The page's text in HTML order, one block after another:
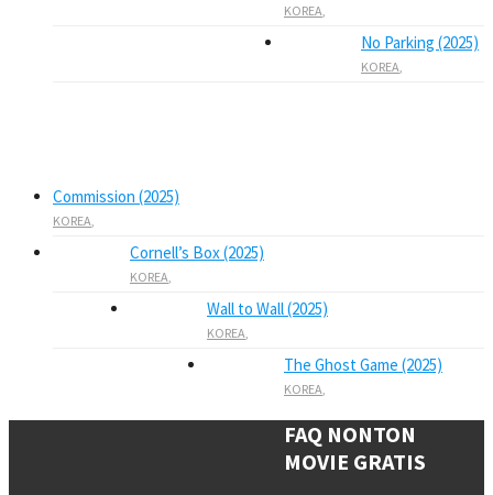
KOREA
No Parking (2025)
KOREA
Commission (2025)
KOREA
Cornell’s Box (2025)
KOREA
Wall to Wall (2025)
KOREA
The Ghost Game (2025)
KOREA
FAQ NONTON
MOVIE GRATIS